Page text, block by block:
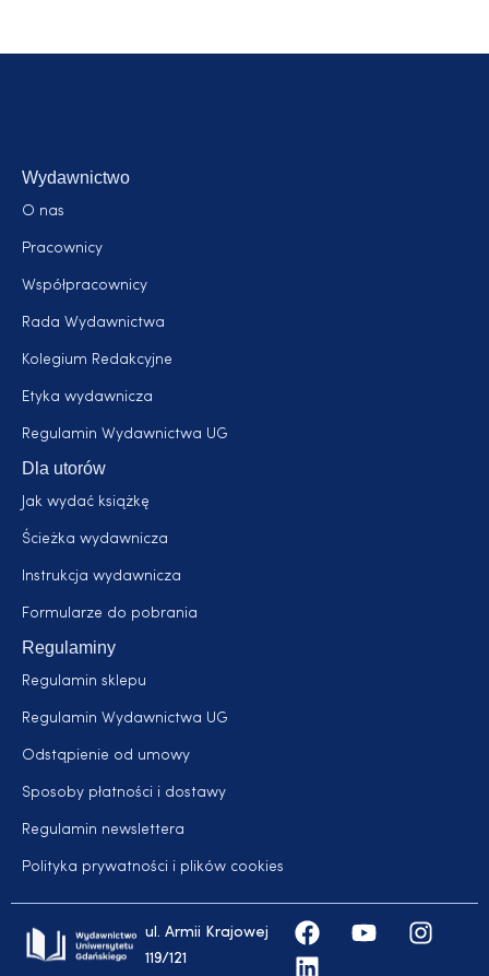
Wydawnictwo
O nas
Pracownicy
Współpracownicy
Rada Wydawnictwa
Kolegium Redakcyjne
Etyka wydawnicza
Regulamin Wydawnictwa UG
Dla utorów
Jak wydać książkę
Ścieżka wydawnicza
Instrukcja wydawnicza
Formularze do pobrania
Regulaminy
Regulamin sklepu
Regulamin Wydawnictwa UG
Odstąpienie od umowy
Sposoby płatności i dostawy
Regulamin newslettera
Polityka prywatności i plików cookies
ul. Armii Krajowej
119/121